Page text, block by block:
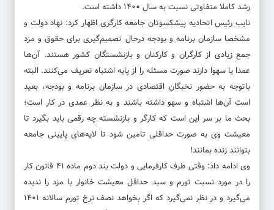
رشد کاملا متفاوتی نسبت به سال ۱۴۰۰ داشته است.
نایب رئیس اتحادیه پیشکسوتان جامعه کارگری اظهار کرد: نهاد دولت و
مشخصا سازمان برنامه و بودجه درحال تصمیم‌گیری برای حقوق و مزد
جمع زیادی از کارگران و کارکنان و بازنشستگان کشور هستند. آن‌ها
عمدا یا سهوا دارند صورت مسئله را از پایه اشتباه تعریف می‌کنند. البته
باتوجه به حضور نخبگان اقتصادی در سازمان برنامه و بودجه، بعید
است آن‌ها اشتباه و سهو داشته باشند و به نظر عمدی در کار است؛
بحث ما بر سر این است که کارگر و بازنشسته چه رقمی باید بگیرد تا
معیشت وی به صورت حداقلی تامین شود تا لایه‌های پایینی جامعه
بتوانند زنده بمانند!
وی ادامه داد: وقتی طرف کارفرمایی و دولت بند دوم ماده ۴۱ قانون کار
را در مورد نسبت تورم و سبد حداقل معیشت خانوار با مزد را ندیده
می‌گیرد و در نظر نمی‌گیرد که اگر بخواهد نصف نرخ تورم سالانه ۱۴۰۱